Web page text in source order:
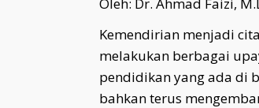
Kemendirian menjadi
melakukan berbagai
pendidikan yang ada di
bahkan terus